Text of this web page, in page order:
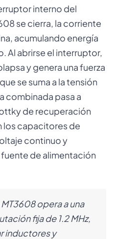
interno del
se cierra, la corriente
acumulando energía
Al abrirse el interruptor,
y genera una fuerza
se suma a la tensión
combinada pasa a
de recuperación
los capacitores de
continuo y
de alimentación
opera a una
fija de 1.2 MHz,
inductores y